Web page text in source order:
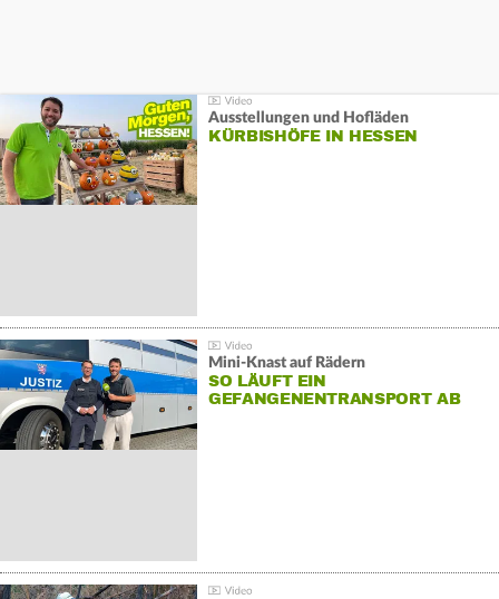
Ausstellungen und Hofläden
KÜRBISHÖFE IN HESSEN
Mini-Knast auf Rädern
SO LÄUFT EIN
GEFANGENENTRANSPORT AB